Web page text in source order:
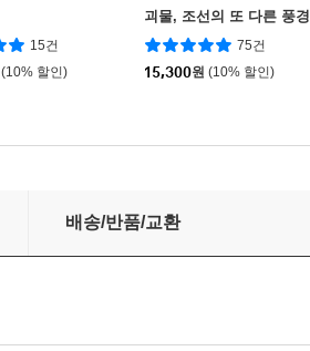
15건
(10% 할인)
괴물, 조선의 또 다른 풍경
75건
15,300원 (10% 할인)
배송/반품/교환